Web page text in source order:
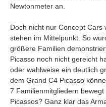
Newtonmeter an.
Doch nicht nur Concept Cars
stehen im Mittelpunkt. So
größere Familien
Picasso noch nicht gereicht
oder wahlweise ein deutlich
dem Grand C4 Picasso
7 Familienmitgliedern
Picassos? Ganz klar das